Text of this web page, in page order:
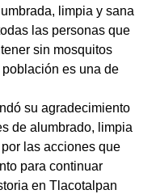
limpia y sana
las personas que
sin mosquitos
es una de
su agradecimiento
de alumbrado, limpia
las acciones que
para continuar
en Tlacotalpan